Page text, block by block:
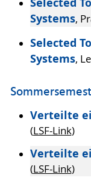
Systems,
Selected
Systems,
Verteilte
(LSF-Link)
Verteilte
(LSF-Link)